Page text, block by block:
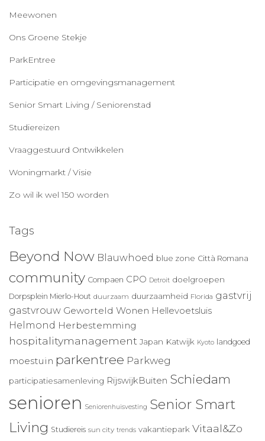
Meewonen
Ons Groene Stekje
ParkEntree
Participatie en omgevingsmanagement
Senior Smart Living / Seniorenstad
Studiereizen
Vraaggestuurd Ontwikkelen
Woningmarkt / Visie
Zo wil ik wel 150 worden
Tags
Beyond Now Blauwhoed blue zone Città Romana
community Compaen CPO Detroit doelgroepen
Dorpsplein Mierlo-Hout duurzaam duurzaamheid Florida gastvrij
gastvrouw Geworteld Wonen Hellevoetsluis
Helmond Herbestemming
hospitalitymanagement Japan Katwijk Kyoto landgoed
moestuin parkentree Parkweg
participatiesamenleving RijswijkBuiten Schiedam
senioren Seniorenhuisvesting Senior Smart
Living Studiereis sun city trends vakantiepark Vitaal&Zo